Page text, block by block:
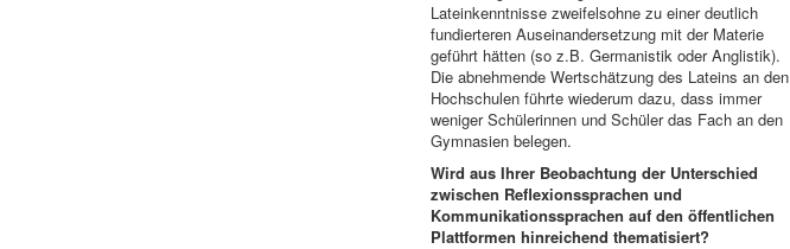
Lateinkenntnisse zweifelsohne zu einer deutlich
fundierteren Auseinandersetzung mit der Materie
geführt hätten (so z.B. Germanistik oder Anglistik).
Die abnehmende Wertschätzung des Lateins an den
Hochschulen führte wiederum dazu, dass immer
weniger Schülerinnen und Schüler das Fach an den
Gymnasien belegen.
Wird aus Ihrer Beobachtung der Unterschied
zwischen Reflexionssprachen und
Kommunikationssprachen auf den öffentlichen
Plattformen hinreichend thematisiert?